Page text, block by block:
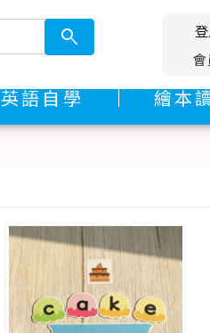
search
英語自學 繪本